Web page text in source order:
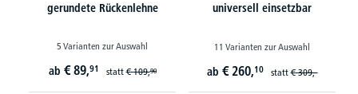
gerundete Rückenlehne
5 Varianten zur Auswahl
ab € 89,91 statt€ 109,90
universell einsetzbar
11 Varianten zur Auswahl
ab € 260,10 statt€ 309,-